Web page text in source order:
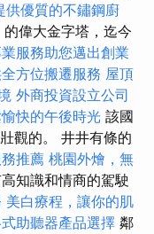
供優質的不鏽鋼廚
偉大金字塔，迄今
服務助您邁出創業
方位搬遷服務 屋頂
外商投資設立公司
快的午後時光 該國
觀的。 井井有條的
推薦 桃園外燴，無
知識和情商的駕駛
美白療程，讓你的肌
助聽器產品選擇 鄰